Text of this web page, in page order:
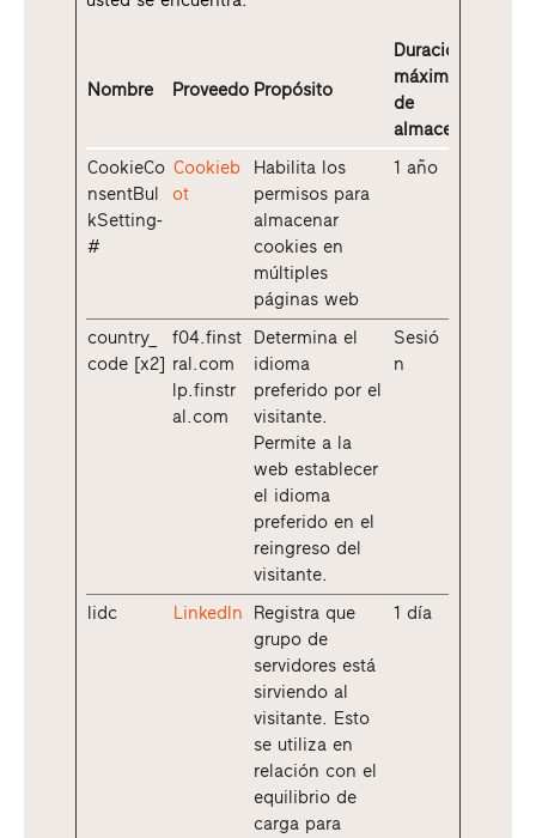
Nombre Proveedor Propósito
Duración
máxima
de
almacenamiento
CookieCo
nsentBul
kSetting-
#
Cookieb
ot
Habilita los
permisos para
almacenar
cookies en
múltiples
páginas web
1 año
country_
code [x2]
f04.finst
ral.com
lp.finstr
al.com
Determina el
idioma
preferido por el
visitante.
Permite a la
web establecer
el idioma
preferido en el
reingreso del
visitante.
Sesió
n
lidc LinkedIn
Registra que
grupo de
servidores está
sirviendo al
visitante. Esto
se utiliza en
relación con el
equilibrio de
carga para
1 día